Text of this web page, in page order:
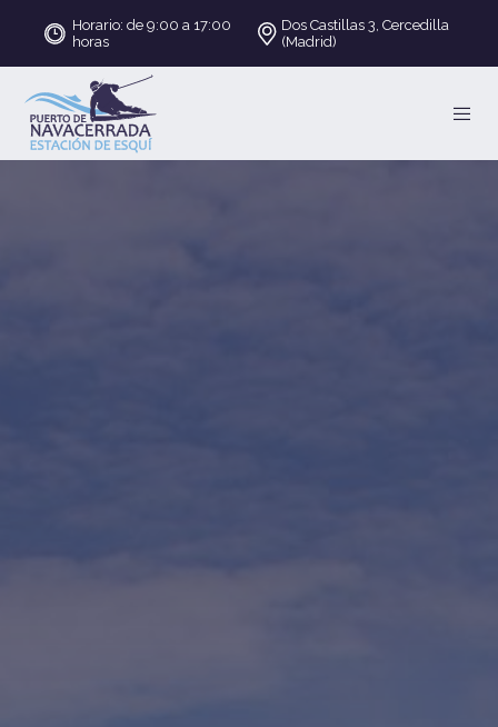
Horario: de 9:00 a 17:00
horas
Dos Castillas 3, Cercedilla
(Madrid)